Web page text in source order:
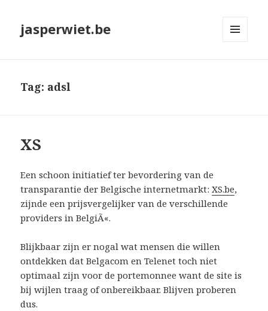
jasperwiet.be
Tag: adsl
XS
Een schoon initiatief ter bevordering van de
transparantie der Belgische internetmarkt:XS.be,
zijnde een prijsvergelijker van de verschillende
providers in BelgiÃ«.
Blijkbaar zijn er nogal wat mensen die willen
ontdekken dat Belgacom en Telenet toch niet
optimaal zijn voor de portemonnee want de site is
bij wijlen traag of onbereikbaar. Blijven proberen
dus.